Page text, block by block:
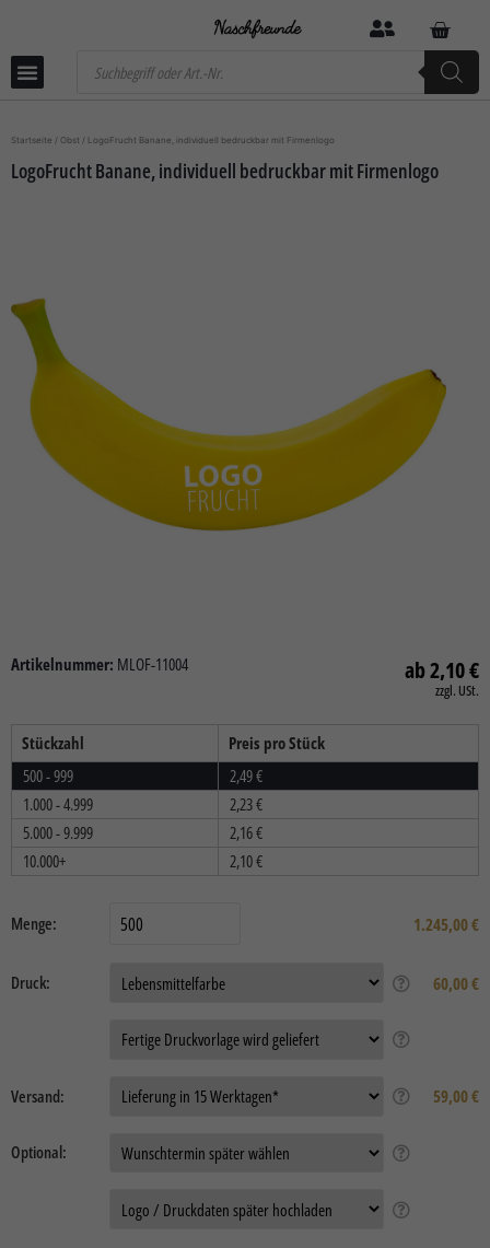
Startseite / Obst / LogoFrucht Banane, individuell bedruckbar mit Firmenlogo
LogoFrucht Banane, individuell bedruckbar mit Firmenlogo
Artikelnummer: MLOF-11004 2,10€
zzgl. USt.
Stückzahl
Preis pro Stück
500 - 999
2,49€
1.000 - 4.999
2,23€
5.000 - 9.999
2,16€
10.000+
2,10€
Menge: 1.245,00€
Druck: 60,00 €
Versand: 59,00 €
Optional: